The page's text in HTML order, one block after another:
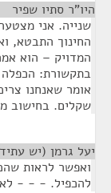
היו"ר סתיו שפיר
שנייה. אני
החינוך התבטא,
המדויק – הוא
שקלים. בחישוב
יעל גרמן (יש
ואפשר לראות
להכפיל. - - - לא